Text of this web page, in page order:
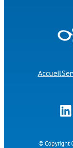
Accueil
© Copyright